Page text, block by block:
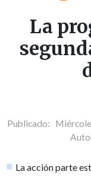
La
Publicado:
La acción parte